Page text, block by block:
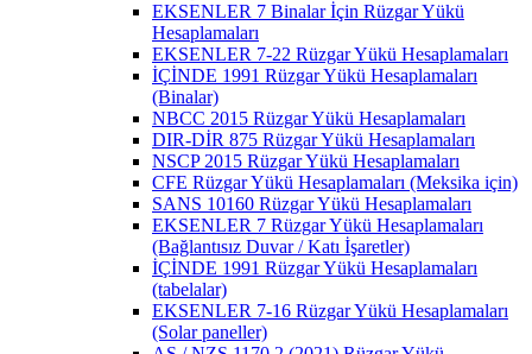
EKSENLER 7 Binalar İçin Rüzgar Yükü
Hesaplamaları
EKSENLER 7-22 Rüzgar Yükü Hesaplamaları
İÇİNDE 1991 Rüzgar Yükü Hesaplamaları
(Binalar)
NBCC 2015 Rüzgar Yükü Hesaplamaları
DIR-DİR 875 Rüzgar Yükü Hesaplamaları
NSCP 2015 Rüzgar Yükü Hesaplamaları
CFE Rüzgar Yükü Hesaplamaları (Meksika için)
SANS 10160 Rüzgar Yükü Hesaplamaları
EKSENLER 7 Rüzgar Yükü Hesaplamaları
(Bağlantısız Duvar / Katı İşaretler)
İÇİNDE 1991 Rüzgar Yükü Hesaplamaları
(tabelalar)
EKSENLER 7-16 Rüzgar Yükü Hesaplamaları
(Solar paneller)